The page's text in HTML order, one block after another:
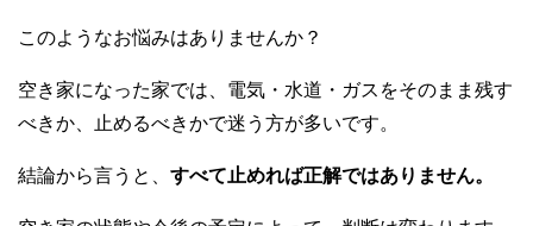
このようなお悩みはありませんか？
空き家になった家では、電気・水道・ガスをそのまま残す
べきか、止めるべきかで迷う方が多いです。
結論から言うと、 すべて止めれば正解ではありません。